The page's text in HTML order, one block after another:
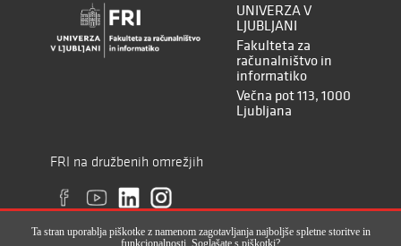
UNIVERZA V
LJUBLJANI
Fakulteta za
računalništvo in
informatiko
Večna pot 113, 1000
Ljubljana
FRI na družbenih omrežjih
Ta stran uporablja piškotke z namenom zagotavljanja najboljše spletne storitve in
funkcionalnosti. Soglašate s piškotki?